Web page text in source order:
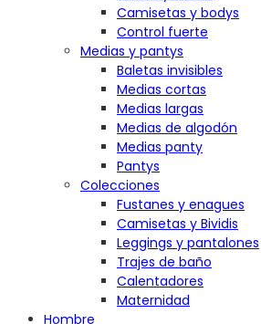
Camisetas y bodys
Control fuerte
Medias y pantys
Baletas invisibles
Medias cortas
Medias largas
Medias de algodón
Medias panty
Pantys
Colecciones
Fustanes y enagues
Camisetas y Bividis
Leggings y pantalones
Trajes de baño
Calentadores
Maternidad
Hombre